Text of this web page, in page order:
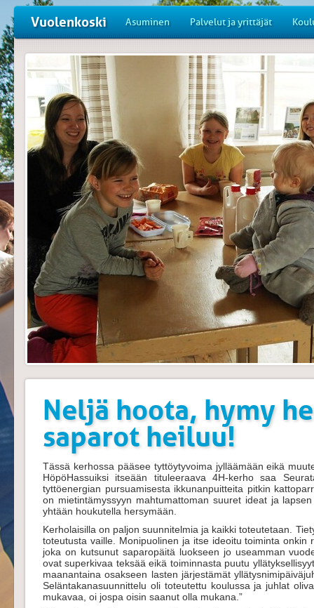
Vuolenkoski Asuminen Palvelut ja yrittäjät
Neljä hoota, hymy
saparot heiluu!
Tässä kerhossa pääsee tyttöytyvoima jylläämään eikä
HöpöHassuiksi itseään tituleeraava 4H-kerho saa
tyttöenergian pursuamisesta ikkunanpuitteita pitkin
on mietintämyssyyn mahtumattoman suuret ideat ja
yhtään houkutella hersymään.
Kerholaisilla on paljon suunnitelmia ja kaikki toteutetaan.
toteutusta vaille. Monipuolinen ja itse ideoitu toiminta onkin
joka on kutsunut saparopäitä luokseen jo useamman
ovat superkivaa teksää eikä toiminnasta puutu
maanantaina osakseen lasten järjestämät
Seläntakanasuunnittelu oli toteutettu koulussa ja juhlat
mukavaa, oi jospa oisin saanut olla mukana.”